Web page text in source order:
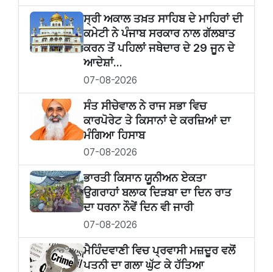
ਸ੍ਰੀ ਅਕਾਲ ਤਖ਼ਤ ਸਾਹਿਬ ਦੇ ਮਾਹਿਰਾਂ ਦੀ
ਕਮੇਟੀ ਨੇ ਪੰਜਾਬ ਸਰਕਾਰ ਨਾਲ ਗੱਲਬਾਤ
ਕਰਨ ਤੋਂ ਪਹਿਲਾਂ ਜਥੇਦਾਰ ਦੇ 29 ਜੂਨ ਦੇ
ਆਦੇਸ਼ਾਂ...
07-08-2026
ਸੰਤ ਸੀਚੇਵਾਲ ਨੇ ਰਾਜ ਸਭਾ ਵਿਚ
ਕਾਰਪੋਰੇਟ ਤੇ ਕਿਸਾਨਾਂ ਦੇ ਕਰਜ਼ਿਆਂ ਦਾ
ਮੰਗਿਆ ਹਿਸਾਬ
07-08-2026
ਭਾਰਤੀ ਕਿਸਾਨ ਯੂਨੀਅਨ ਏਕਤਾ
ਉਗਰਾਹਾਂ ਬਲਾਕ ਦਿੜਬਾ ਦਾ ਦਿਨ ਰਾਤ
ਦਾ ਧਰਨਾ ਨੌਵੇਂ ਦਿਨ ਵੀ ਜਾਰੀ
07-08-2026
ਮੈਹਿੰਦਵਾਣੀ ਵਿਚ ਪ੍ਰਵਾਸੀ ਮਜ਼ਦੂਰ ਵਲੋਂ
ਪਤਨੀ ਦਾ ਗਲਾ ਘੁੱਟ ਕੇ ਹੱਤਿਆ